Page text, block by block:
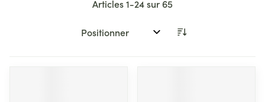
Articles1-24sur 65
Trier par: